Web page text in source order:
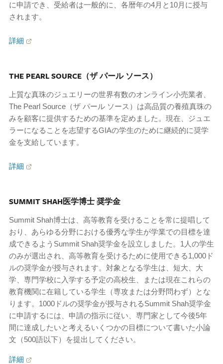
に申請でき、受給者は一般的に、各暦年の4月と10月に授与
されます。
詳細
THE PEARL SOURCE（ザ パール ソース）
上質な真珠のジュエリーの世界有数のオンライン小売業者、
The Pearl Source（ザ パール ソース）は高品質の養殖真珠の
みを顧客に提供するための基準を定めました。現在、ジュエ
ラーになることを志望するGIAの学生のために継続的に奨学
金を支給しています。
詳細
SUMMIT SHAH医学博士 奨学金
Summit Shah博士は、高等教育を受けることを常に提唱して
おり、あらゆる分野における優秀な学生が学業での目標を達
成できるようSummit Shah奨学金を設立しました。1人の学生
のみが選出され、高等教育を受けるために使用できる1,000ド
ルの奨学金が授与されます。対象となる学生は、短大、大
学、専門学校に入学する予定の高校生、または現在これらの
教育機関に在籍している学生（専攻または分野問わず）とな
ります。1000ドルの奨学金が授与されるSummit Shah奨学金
に申請するには、申請の指示に従い、専門家として今後5年
間に達成したいと考えるいくつかの目標について書いた小論
文（500語以下）を提出してください。
詳細